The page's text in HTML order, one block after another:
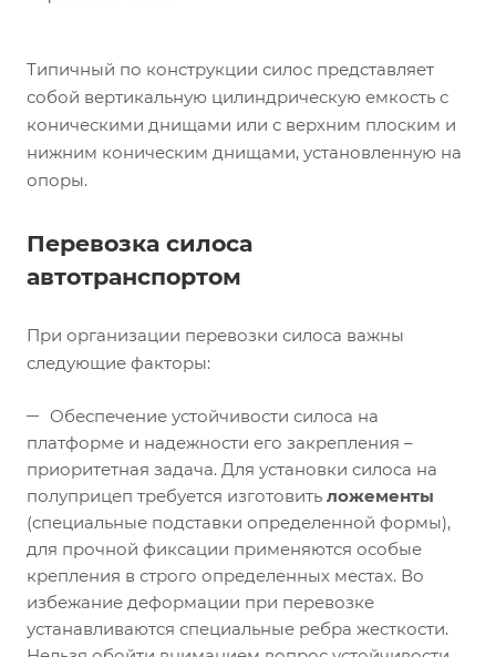
Типичный по конструкции силос представляет
собой вертикальную цилиндрическую емкость с
коническими днищами или с верхним плоским и
нижним коническим днищами, установленную на
опоры.
Перевозка силоса
автотранспортом
При организации перевозки силоса важны
следующие факторы:
Обеспечение устойчивости силоса на
платформе и надежности его закрепления –
приоритетная задача. Для установки силоса на
полуприцеп требуется изготовить ложементы
(специальные подставки определенной формы),
для прочной фиксации применяются особые
крепления в строго определенных местах. Во
избежание деформации при перевозке
устанавливаются специальные ребра жесткости.